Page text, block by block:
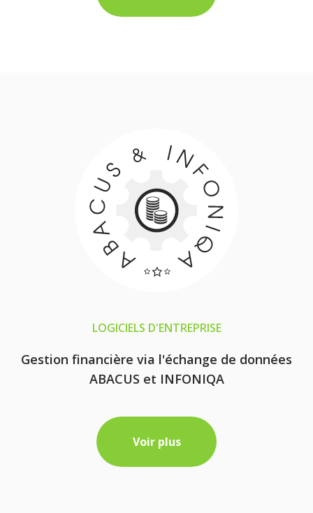
LOGICIELS D'ENTREPRISE
Gestion financière via l'échange de données
ABACUS et INFONIQA
Voir plus